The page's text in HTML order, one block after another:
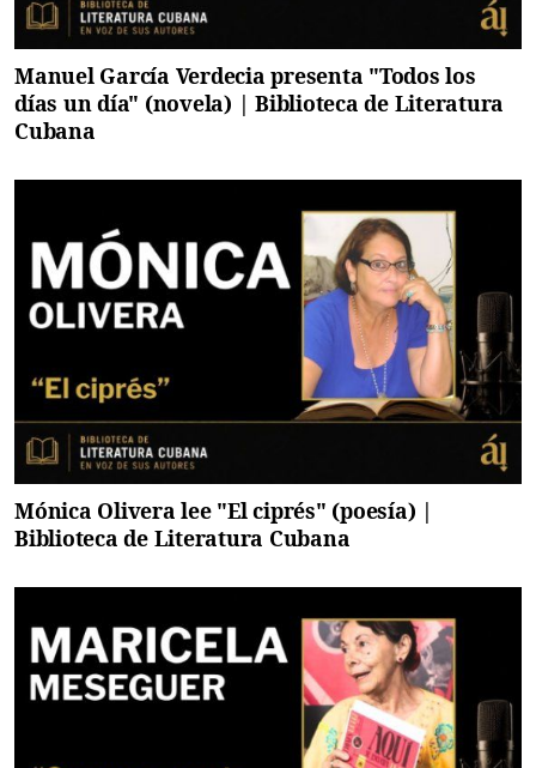
Manuel García Verdecia presenta "Todos los
días un día" (novela) | Biblioteca de Literatura
Cubana
Mónica Olivera lee "El ciprés" (poesía) |
Biblioteca de Literatura Cubana